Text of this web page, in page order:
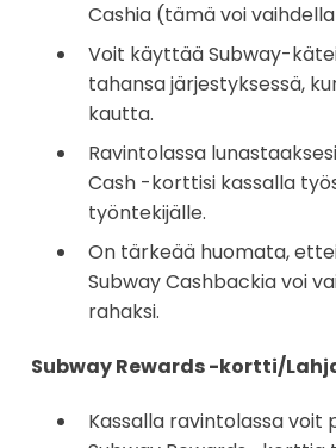
Cashia (tämä voi
Voit käyttää Subway-
tahansa järjestyksessä,
kautta.
Ravintolassa
Cash -korttisi kassalla
työntekijälle.
On tärkeää huomata,
Subway Cashbackia voi
rahaksi.
Subway Rewards -kortti/
Kassalla ravintolassa voit